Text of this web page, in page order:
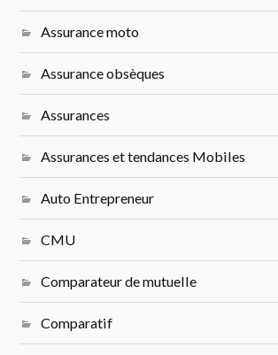
Assurance moto
Assurance obsèques
Assurances
Assurances et tendances Mobiles
Auto Entrepreneur
CMU
Comparateur de mutuelle
Comparatif